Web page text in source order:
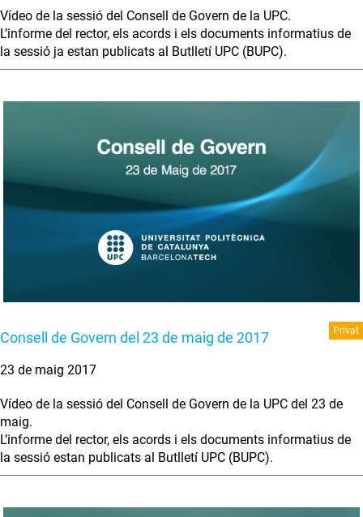
Vídeo de la sessió del Consell de Govern de la UPC.
L’informe del rector, els acords i els documents informatius de
la sessió ja estan publicats al Butlletí UPC (BUPC).
Consell de Govern del 23 de maig de 2017 Privat
23 de maig 2017
Vídeo de la sessió del Consell de Govern de la UPC del 23 de
maig.
L’informe del rector, els acords i els documents informatius de
la sessió estan publicats al Butlletí UPC (BUPC).